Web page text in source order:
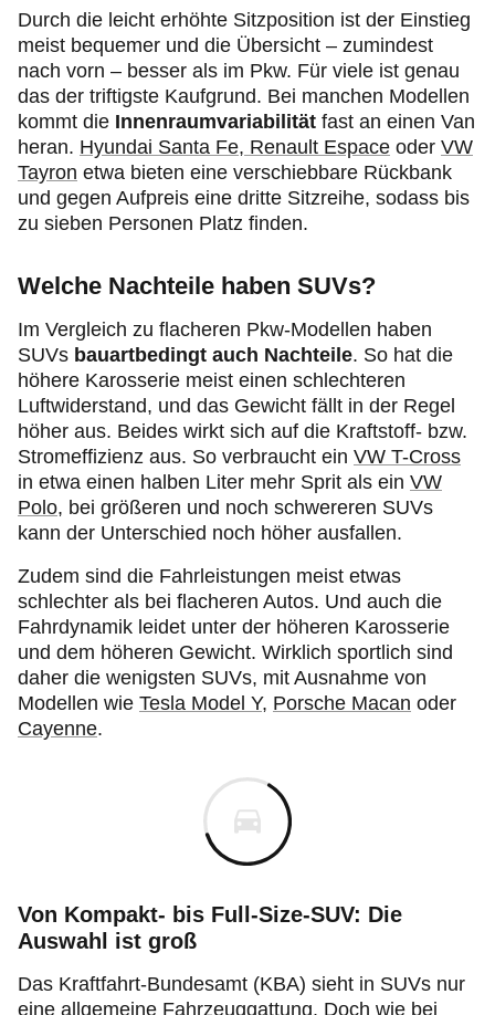
Durch die leicht erhöhte Sitzposition ist der Einstieg
meist bequemer und die Übersicht – zumindest
nach vorn – besser als im Pkw. Für viele ist genau
das der triftigste Kaufgrund. Bei manchen Modellen
kommt die Innenraumvariabilität fast an einen Van
heran. Hyundai Santa Fe, Renault Espace oder VW
Tayron etwa bieten eine verschiebbare Rückbank
und gegen Aufpreis eine dritte Sitzreihe, sodass bis
zu sieben Personen Platz finden.
Welche Nachteile haben SUVs?
Im Vergleich zu flacheren Pkw-Modellen haben
SUVs bauartbedingt auch Nachteile. So hat die
höhere Karosserie meist einen schlechteren
Luftwiderstand, und das Gewicht fällt in der Regel
höher aus. Beides wirkt sich auf die Kraftstoff- bzw.
Stromeffizienz aus. So verbraucht ein VW T-Cross
in etwa einen halben Liter mehr Sprit als ein VW
Polo, bei größeren und noch schwereren SUVs
kann der Unterschied noch höher ausfallen.
Zudem sind die Fahrleistungen meist etwas
schlechter als bei flacheren Autos. Und auch die
Fahrdynamik leidet unter der höheren Karosserie
und dem höheren Gewicht. Wirklich sportlich sind
daher die wenigsten SUVs, mit Ausnahme von
Modellen wie Tesla Model Y, Porsche Macan oder
Cayenne.
Von Kompakt- bis Full-Size-SUV: Die
Auswahl ist groß
Das Kraftfahrt-Bundesamt (KBA) sieht in SUVs nur
eine allgemeine Fahrzeuggattung. Doch wie bei